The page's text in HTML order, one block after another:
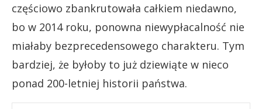
częściowo zbankrutowała całkiem niedawno,
bo w 2014 roku, ponowna niewypłacalność nie
miałaby bezprecedensowego charakteru. Tym
bardziej, że byłoby to już dziewiąte w nieco
ponad 200-letniej historii państwa.